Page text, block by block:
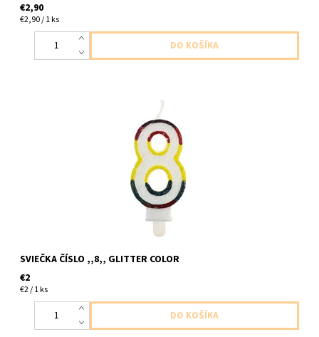
€2,90
€2,90 / 1 ks
sviečka farebná ,,8,, farebna trblietava 1ks v baleni cca 6cm
SVIEČKA ČÍSLO ,,8,, GLITTER COLOR
€2
€2 / 1 ks